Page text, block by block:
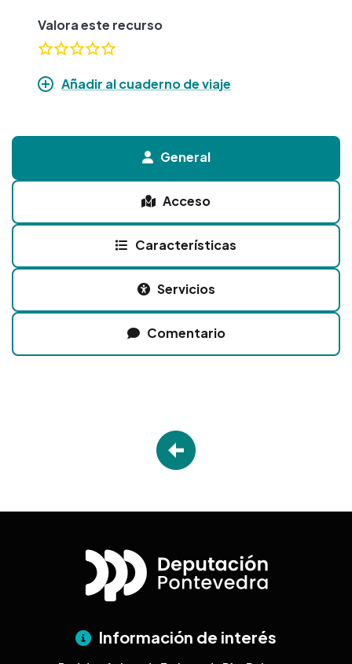
Valora este recurso
Añadir al cuaderno de viaje
General
Acceso
Características
Servicios
Comentario
Información de interés